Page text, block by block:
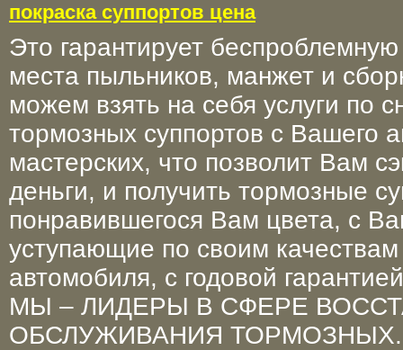
покраска суппортов цена
Это гарантирует
места пыльников, манжет и
можем взять на себя услуги по
тормозных суппортов с Вашего
мастерских, что позволит Вам
деньги, и получить тормозные
понравившегося Вам цвета, с
уступающие по своим качествам
автомобиля, с годовой
МЫ – ЛИДЕРЫ В СФЕРЕ
ОБСЛУЖИВАНИЯ